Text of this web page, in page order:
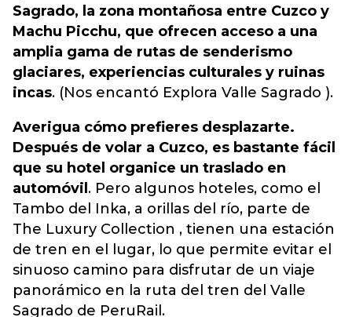
Sagrado, la zona montañosa entre Cuzco y
Machu Picchu, que ofrecen acceso a una
amplia gama de rutas de senderismo
glaciares, experiencias culturales y ruinas
incas. (Nos encantó Explora Valle Sagrado ).
Averigua cómo prefieres desplazarte.
Después de volar a Cuzco, es bastante fácil
que su hotel organice un traslado en
automóvil . Pero algunos hoteles, como el
Tambo del Inka, a orillas del río, parte de
The Luxury Collection , tienen una estación
de tren en el lugar, lo que permite evitar el
sinuoso camino para disfrutar de un viaje
panorámico en la ruta del tren del Valle
Sagrado de PeruRail.